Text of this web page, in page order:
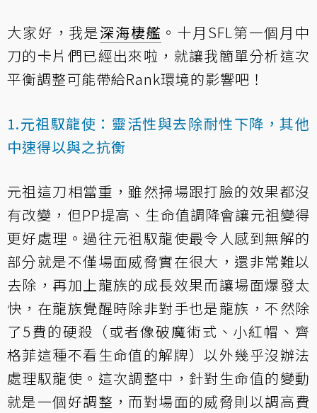
大家好，我是深海棲艦 。十月SFL第一個月中
刀的卡片們已經出來啦，就讓我簡單分析這次
平衡調整可能帶給Rank環境的影響吧！
1.元祖馭龍使：靈活性與去除耐性下降，其他
中速得以與之抗衡
元祖這刀相當重，雖然掃場跟打臉的效果都沒
有改變，但PP提高、生命值調降會讓元祖變得
更好處理。過往元祖馭龍使最令人感到無解的
部分就是不僅場面威脅實在很大，還非常難以
去除，再加上龍族的成長效果而讓場面爆發太
快，在龍族覺醒時除非對手也是龍族，不然除
了5費的硬殺（或者像破魔術式、小紅帽、齊
格菲這種不看生命值的解牌）以外幾乎沒辦法
處理馭龍使。這次調整中，針對生命值的變動
就是一個好調整，而對場面的威脅則以調高費